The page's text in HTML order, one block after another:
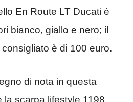
En Route LT Ducati è
bianco, giallo e nero; il
è di 100 euro.
di nota in questa
la scarpa lifestyle 1198